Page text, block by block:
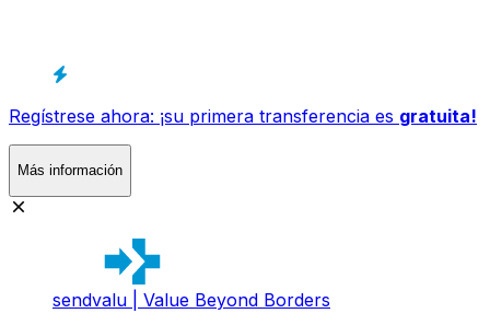
Regístrese ahora: ¡su primera transferencia es gratuita!
Más información
sendvalu | Value Beyond Borders